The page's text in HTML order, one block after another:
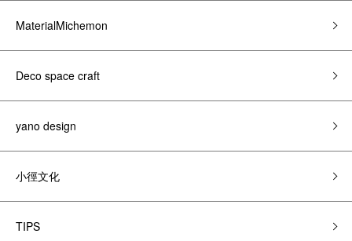
MaterialMichemon
Deco space craft
yano design
小徑文化
TIPS